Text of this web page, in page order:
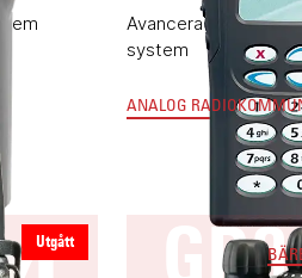
Avancerad komradio
system
ANALOG
Utgått